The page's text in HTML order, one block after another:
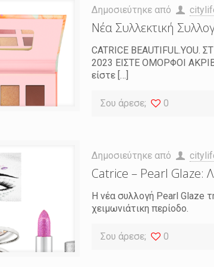
Δημοσιεύτηκε από
Νέα Συλλεκτική
CATRICE
2023 ΕΙΣΤΕ ΟΜΟΡΦΟΙ
είστε […]
Σου άρεσε; 0
Δημοσιεύτηκε από
Catrice – Pearl Glaze:
Η νέα συλλογή Pearl Glaze
χειμωνιάτικη περίοδο.
Σου άρεσε; 0